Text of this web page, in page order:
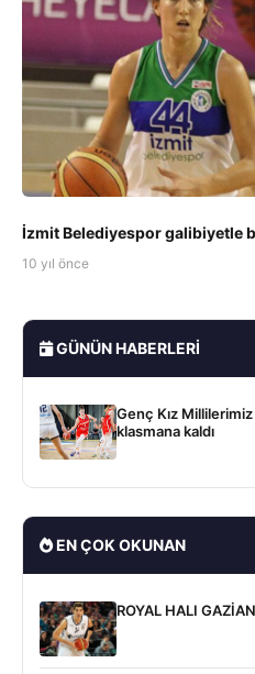
İzmit Belediyespor galibiyetle
10 yıl önce
GÜNÜN HABERLERI
Genç Kız
klasmana kaldı
EN ÇOK OKUNAN
ROYAL HALI